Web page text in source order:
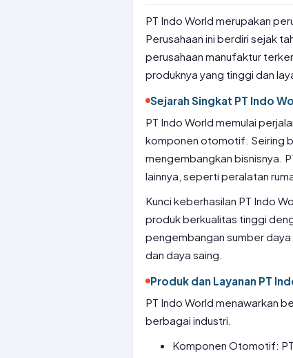
PT Indo World merupakan
Perusahaan ini berdiri sejak
perusahaan manufaktur
produknya yang tinggi dan
Sejarah Singkat PT Indo
PT Indo World memulai
komponen otomotif. Seiring
mengembangkan bisnisnya.
lainnya, seperti peralatan
Kunci keberhasilan PT Indo
produk berkualitas tinggi
pengembangan sumber
dan daya saing.
Produk dan Layanan PT
PT Indo World menawarkan
berbagai industri.
Komponen Otomotif: